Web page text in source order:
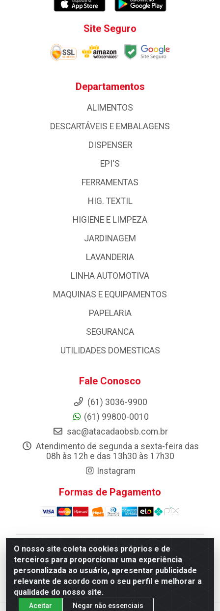
O nosso site coleta cookies próprios e de
terceiros para proporcionar uma experiência
personalizada ao usuário, apresentar publicidade
relevante de acordo com o seu perfil e melhorar a
qualidade do nosso site.
Aceitar Negar não essenciais
Site Seguro
Departamentos
ALIMENTOS
DESCARTÁVEIS E EMBALAGENS
DISPENSER
EPI'S
FERRAMENTAS
HIG. TEXTIL
HIGIENE E LIMPEZA
JARDINAGEM
LAVANDERIA
LINHA AUTOMOTIVA
MAQUINAS E EQUIPAMENTOS
PAPELARIA
SEGURANCA
UTILIDADES DOMESTICAS
Fale Conosco
(61) 3036-9900
(61) 99800-0010
sac@atacadaobsb.com.br
Atendimento de segunda a sexta-feira das
08h às 12h e das 13h30 às 17h30
Instagram
Formas de Pagamento
Atacadao da Limpeza F. Pereira Queiroz Comercio e
Distribuicao LTDA - Quadra Qi 10 Lotes 39 e, 41 - Setor
Industrial (Taguatinga), Brasília/DF - CEP 72.135-100 -
CNPJ 13.184.675/0001-80